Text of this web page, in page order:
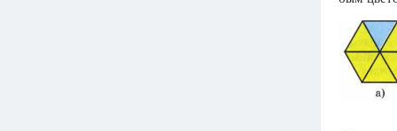
ответа
Олимпиады